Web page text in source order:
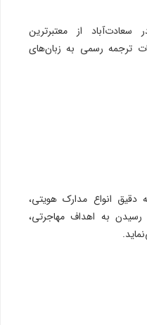
سعادت‌آباد از معتبرترین
ترجمه رسمی به زبان‌های
دقیق انواع مدارک هویتی،
به اهداف مهاجرتی،